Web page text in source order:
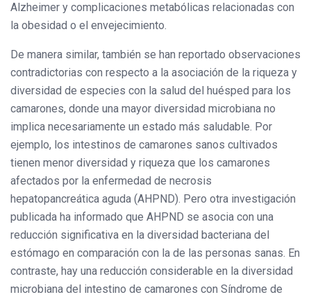
Alzheimer y complicaciones metabólicas relacionadas con
la obesidad o el envejecimiento.
De manera similar, también se han reportado observaciones
contradictorias con respecto a la asociación de la riqueza y
diversidad de especies con la salud del huésped para los
camarones, donde una mayor diversidad microbiana no
implica necesariamente un estado más saludable. Por
ejemplo, los intestinos de camarones sanos cultivados
tienen menor diversidad y riqueza que los camarones
afectados por la enfermedad de necrosis
hepatopancreática aguda (AHPND). Pero otra investigación
publicada ha informado que AHPND se asocia con una
reducción significativa en la diversidad bacteriana del
estómago en comparación con la de las personas sanas. En
contraste, hay una reducción considerable en la diversidad
microbiana del intestino de camarones con Síndrome de